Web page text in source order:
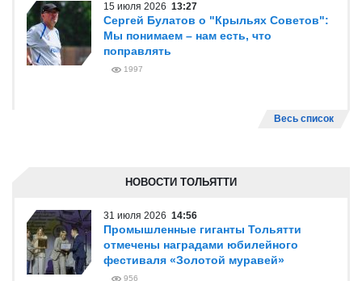
15 июля 2026 13:27
Сергей Булатов о "Крыльях Советов":
Мы понимаем – нам есть, что
поправлять
1997
Весь список
НОВОСТИ ТОЛЬЯТТИ
31 июля 2026 14:56
Промышленные гиганты Тольятти
отмечены наградами юбилейного
фестиваля «Золотой муравей»
956